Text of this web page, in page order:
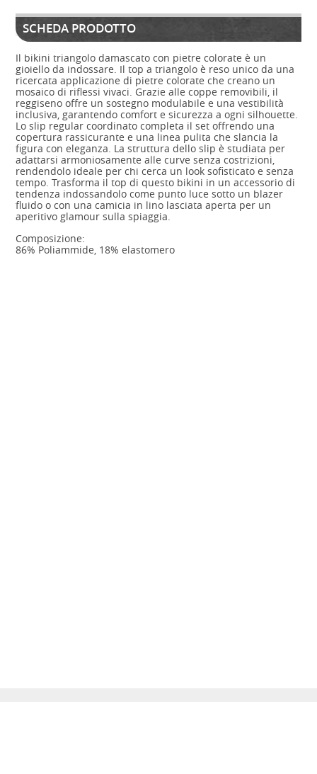
SCHEDA PRODOTTO
Il bikini triangolo damascato con pietre colorate è un
gioiello da indossare. Il top a triangolo è reso unico da una
ricercata applicazione di pietre colorate che creano un
mosaico di riflessi vivaci. Grazie alle coppe removibili, il
reggiseno offre un sostegno modulabile e una vestibilità
inclusiva, garantendo comfort e sicurezza a ogni silhouette.
Lo slip regular coordinato completa il set offrendo una
copertura rassicurante e una linea pulita che slancia la
figura con eleganza. La struttura dello slip è studiata per
adattarsi armoniosamente alle curve senza costrizioni,
rendendolo ideale per chi cerca un look sofisticato e senza
tempo. Trasforma il top di questo bikini in un accessorio di
tendenza indossandolo come punto luce sotto un blazer
fluido o con una camicia in lino lasciata aperta per un
aperitivo glamour sulla spiaggia.
Composizione:
86% Poliammide, 18% elastomero